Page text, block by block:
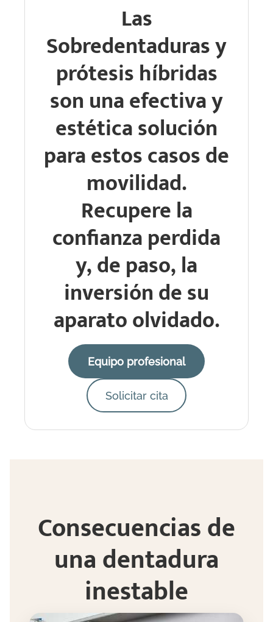
Las
Sobredentaduras y
prótesis híbridas
son una efectiva y
estética solución
para estos casos de
movilidad.
Recupere la
confianza perdida
y, de paso, la
inversión de su
aparato olvidado.
Equipo profesional
Solicitar cita
Consecuencias de
una dentadura
inestable